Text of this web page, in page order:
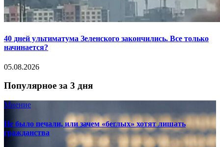
40 дней ультиматума Зеленского закончились. Все только
начинается?
05.08.2026
Популярное за 3 дня
Мнение
Не было печали, или зачем «беглых» хотят лишать
гражданства